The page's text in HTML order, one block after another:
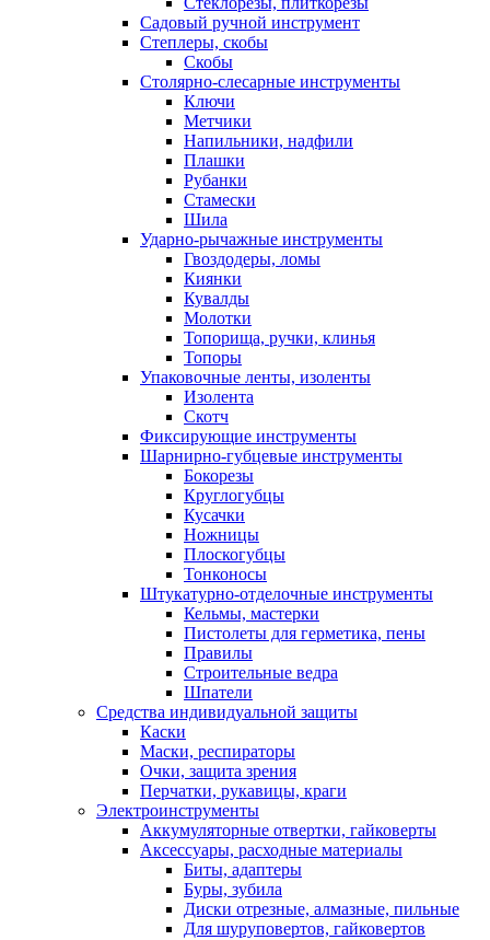
Садовый ручной инструмент
Степлеры, скобы
Скобы
Столярно-слесарные инструменты
Ключи
Метчики
Напильники, надфили
Плашки
Рубанки
Стамески
Шила
Ударно-рычажные инструменты
Гвоздодеры, ломы
Киянки
Кувалды
Молотки
Топорища, ручки, клинья
Топоры
Упаковочные ленты, изоленты
Изолента
Скотч
Фиксирующие инструменты
Шарнирно-губцевые инструменты
Бокорезы
Круглогубцы
Кусачки
Ножницы
Плоскогубцы
Тонконосы
Штукатурно-отделочные инструменты
Кельмы, мастерки
Пистолеты для герметика, пены
Правилы
Строительные ведра
Шпатели
Средства индивидуальной защиты
Каски
Маски, респираторы
Очки, защита зрения
Перчатки, рукавицы, краги
Электроинструменты
Аккумуляторные отвертки, гайковерты
Аксессуары, расходные материалы
Биты, адаптеры
Буры, зубила
Диски отрезные, алмазные, пильные
Для шуруповертов, гайковертов